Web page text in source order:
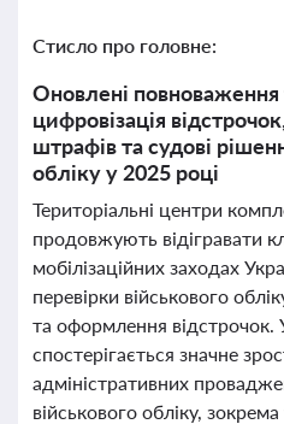
Стисло про головне:
Оновлені
цифровізація
штрафів та судові
обліку у 2025 році
Територіальні центри
продовжують відігравати
мобілізаційних заходах
перевірки військового
та оформлення відстрочок.
спостерігається значне
адміністративних
військового обліку,